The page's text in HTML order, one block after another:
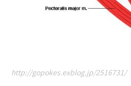
http://gopokes.exblog.jp/2516731/